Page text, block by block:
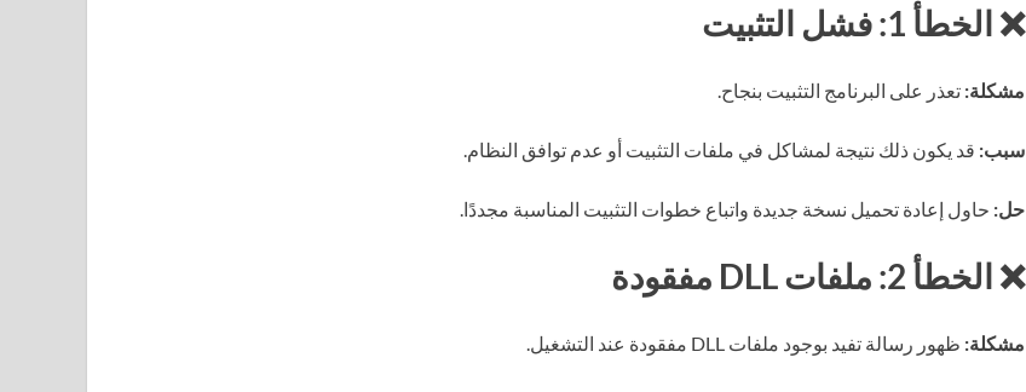
❌ الخطأ 1: فشل التثبيت
مشكلة: تعذر على البرنامج التثبيت بنجاح.
سبب: قد يكون ذلك نتيجة لمشاكل في ملفات التثبيت أو عدم توافق النظام.
حل: حاول إعادة تحميل نسخة جديدة واتباع خطوات التثبيت المناسبة مجددًا.
❌ الخطأ 2: ملفات DLL مفقودة
مشكلة: ظهور رسالة تفيد بوجود ملفات DLL مفقودة عند التشغيل.